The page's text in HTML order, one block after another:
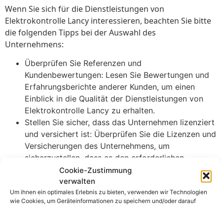
Cookie-Zustimmung
verwalten
Um ihnen ein optimales Erlebnis zu bieten, verwenden wir Technologien
wie Cookies, um Geräteinformationen zu speichern und/oder darauf
Wenn Sie sich für die Dienstleistungen von
Elektrokontrolle Lancy interessieren, beachten Sie bitte
die folgenden Tipps bei der Auswahl des
Unternehmens:
Überprüfen Sie Referenzen und
Kundenbewertungen: Lesen Sie Bewertungen und
Erfahrungsberichte anderer Kunden, um einen
Einblick in die Qualität der Dienstleistungen von
Elektrokontrolle Lancy zu erhalten.
Stellen Sie sicher, dass das Unternehmen lizenziert
und versichert ist: Überprüfen Sie die Lizenzen und
Versicherungen des Unternehmens, um
sicherzustellen, dass es den erforderlichen
Standards entspricht und im Falle von Problemen
abgesichert ist.
Fragen Sie nach der Erfahrung und Expertise des